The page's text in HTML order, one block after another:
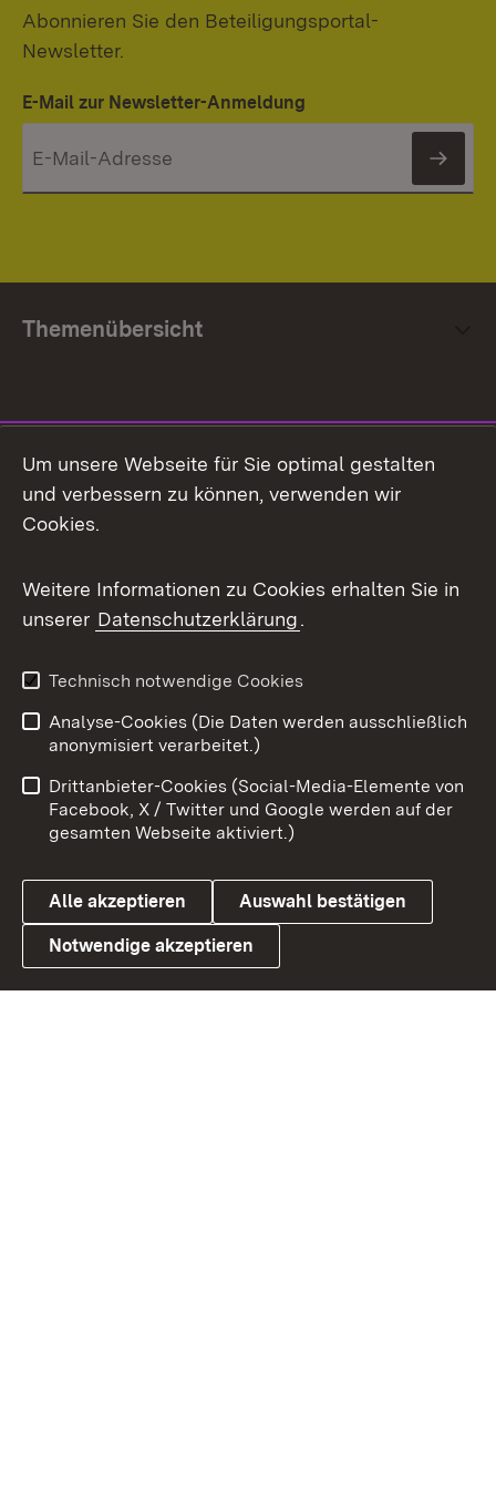
Abonnieren Sie den Beteiligungsportal-
Newsletter.
E-Mail zur Newsletter-Anmeldung
Themenübersicht
Facebook
X / Twitter
Youtube
Link zum Landesportal
Impressum
Kontakt
Barrierefreiheit
Datenschutz
Cookies
Um unsere Webseite für Sie optimal gestalten
und verbessern zu können, verwenden wir
Cookies.
Weitere Informationen zu Cookies erhalten Sie in
unserer Datenschutzerklärung.
Technisch notwendige Cookies
Analyse-Cookies (Die Daten werden ausschließlich
anonymisiert verarbeitet.)
Drittanbieter-Cookies (Social-Media-Elemente von
Facebook, X / Twitter und Google werden auf der
gesamten Webseite aktiviert.)
Alle akzeptieren Auswahl bestätigen
Notwendige akzeptieren